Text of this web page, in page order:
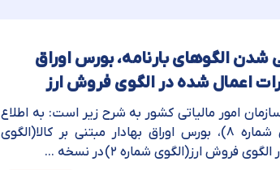
۵۱- عملیاتی شدن الگوهای بارنامه، بورس اوراق
اعمال شده در الگوی فروش ارز
و تصویر اطلاعیه شماره ۵۱ سازمان امور مالیاتی کشور به شرح زیر است: به اطلاع
می‌رساند الگوهای بارنامه(الگوی شماره ۸)، بورس اوراق بهادار مبتنی بر کالا(الگوی